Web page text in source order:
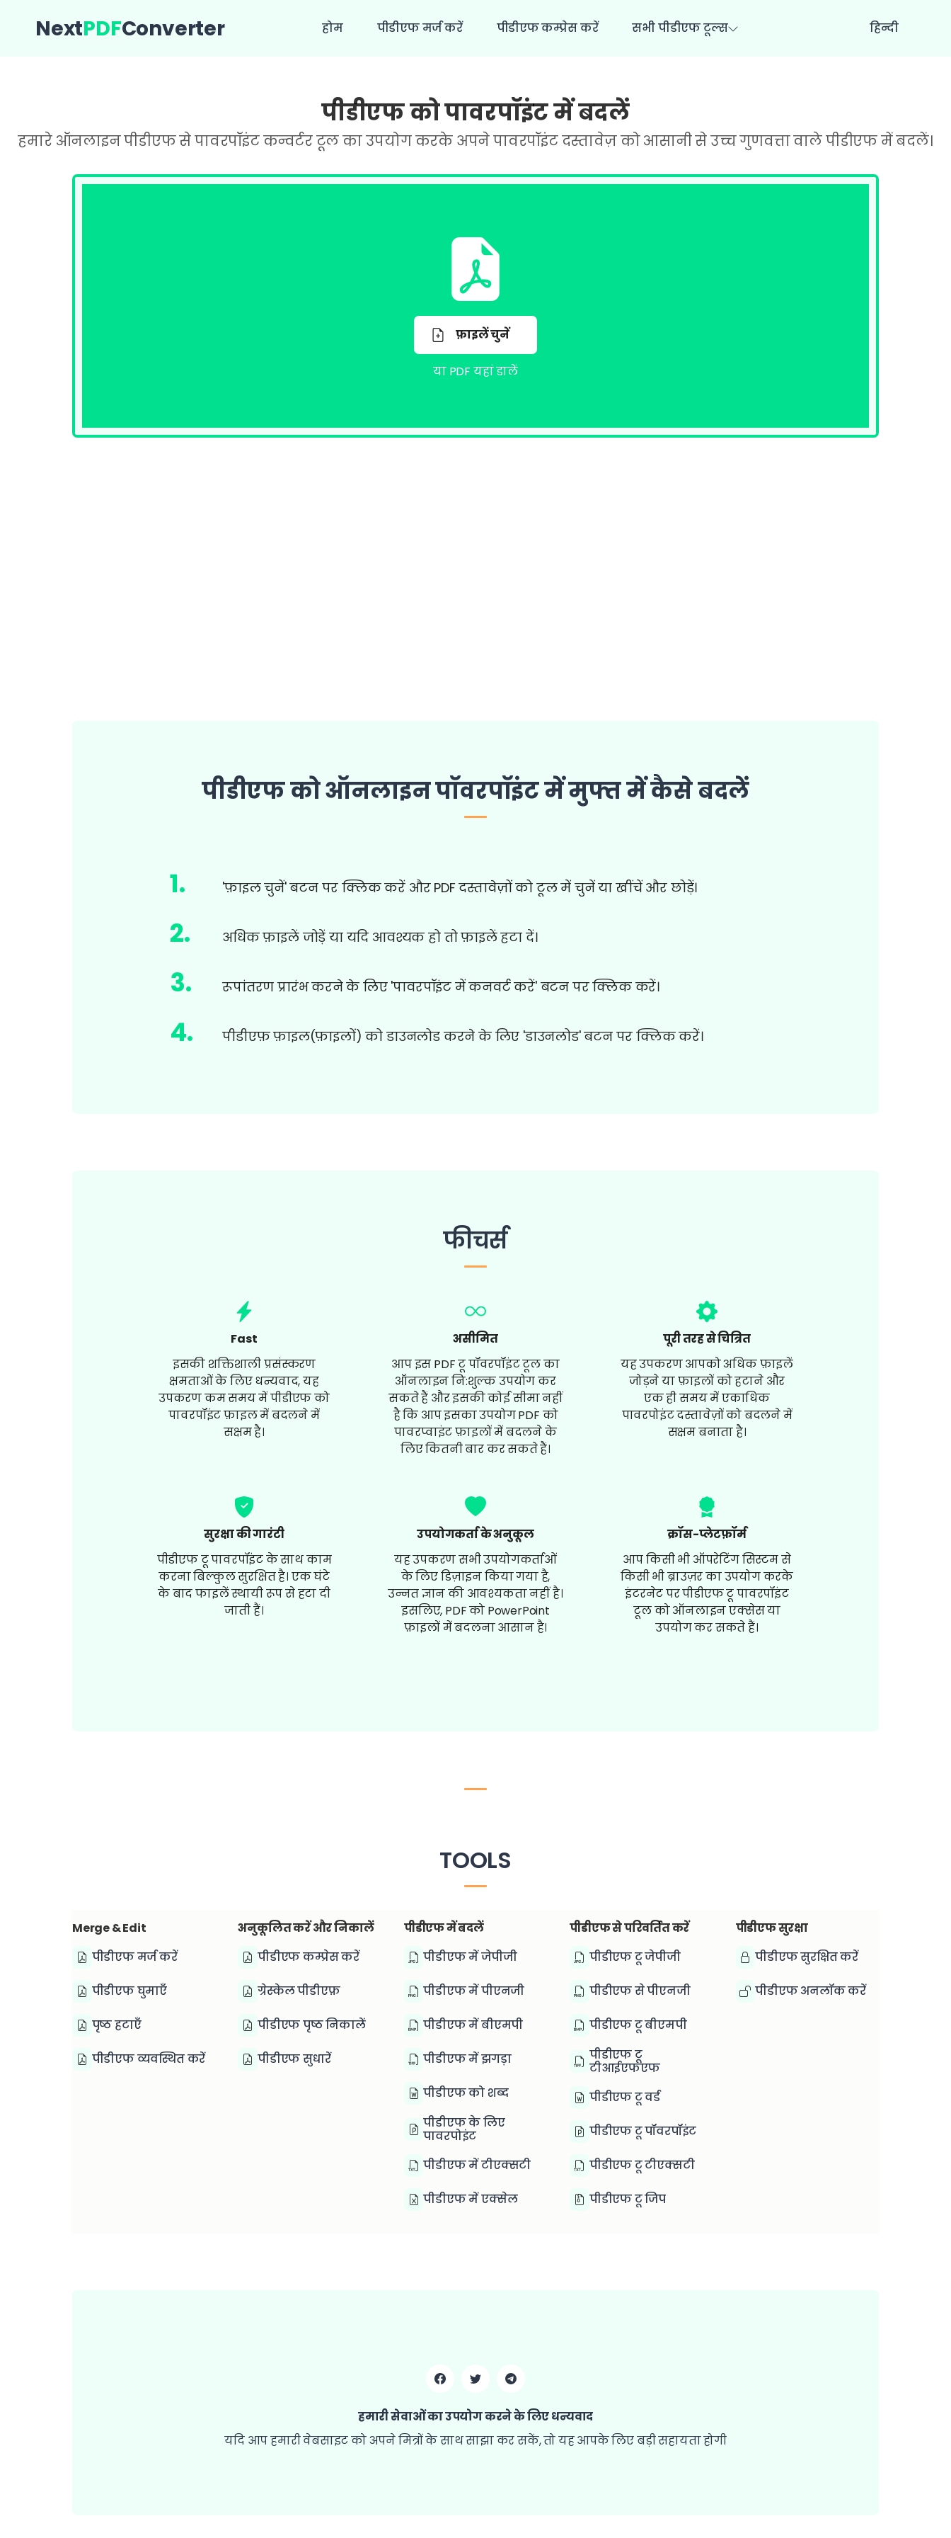
NextPDFConverter होम पीडीएफ मर्ज करें पीडीएफ कम्प्रेस करें सभी पीडीएफ टूल्स हिन्दी
पीडीएफ को पावरपॉइंट में बदलें
हमारे ऑनलाइन पीडीएफ से पावरपॉइंट कन्वर्टर टूल का उपयोग करके अपने पावरपॉइंट दस्तावेज़ को आसानी से उच्च गुणवत्ता वाले पीडीएफ में बदलें।
फ़ाइलें चुनें
या PDF यहां डालें
पीडीएफ को ऑनलाइन पॉवरपॉइंट में मुफ्त में कैसे बदलें
1. 'फ़ाइल चुनें' बटन पर क्लिक करें और PDF दस्तावेज़ों को टूल में चुनें या खींचें और छोड़ें।
2. अधिक फ़ाइलें जोड़ें या यदि आवश्यक हो तो फ़ाइलें हटा दें।
3. रूपांतरण प्रारंभ करने के लिए 'पावरपॉइंट में कनवर्ट करें' बटन पर क्लिक करें।
4. पीडीएफ़ फ़ाइल(फ़ाइलों) को डाउनलोड करने के लिए 'डाउनलोड' बटन पर क्लिक करें।
फीचर्स
Fast
इसकी शक्तिशाली प्रसंस्करण
क्षमताओं के लिए धन्यवाद, यह
उपकरण कम समय में पीडीएफ को
पावरपॉइंट फ़ाइल में बदलने में
सक्षम है।
असीमित
आप इस PDF टू पॉवरपॉइंट टूल का
ऑनलाइन नि:शुल्क उपयोग कर
सकते हैं और इसकी कोई सीमा नहीं
है कि आप इसका उपयोग PDF को
पावरप्वाइंट फ़ाइलों में बदलने के
लिए कितनी बार कर सकते हैं।
पूरी तरह से चित्रित
यह उपकरण आपको अधिक फ़ाइलें
जोड़ने या फ़ाइलों को हटाने और
एक ही समय में एकाधिक
पावरपोइंट दस्तावेज़ों को बदलने में
सक्षम बनाता है।
सुरक्षा की गारंटी
पीडीएफ टू पावरपॉइंट के साथ काम
करना बिल्कुल सुरक्षित है। एक घंटे
के बाद फाइलें स्थायी रूप से हटा दी
जाती हैं।
उपयोगकर्ता के अनुकूल
यह उपकरण सभी उपयोगकर्ताओं
के लिए डिज़ाइन किया गया है,
उन्नत ज्ञान की आवश्यकता नहीं है।
इसलिए, PDF को PowerPoint
फ़ाइलों में बदलना आसान है।
क्रॉस-प्लेटफ़ॉर्म
आप किसी भी ऑपरेटिंग सिस्टम से
किसी भी ब्राउज़र का उपयोग करके
इंटरनेट पर पीडीएफ टू पावरपॉइंट
टूल को ऑनलाइन एक्सेस या
उपयोग कर सकते हैं।
TOOLS
Merge & Edit
पीडीएफ मर्ज करें
पीडीएफ घुमाएँ
पृष्ठ हटाएँ
पीडीएफ व्यवस्थित करें
अनुकूलित करें और निकालें
पीडीएफ कम्प्रेस करें
ग्रेस्केल पीडीएफ़
पीडीएफ पृष्ठ निकालें
पीडीएफ सुधारें
पीडीएफ में बदलें
पीडीएफ में जेपीजी
पीडीएफ में पीएनजी
पीडीएफ में बीएमपी
पीडीएफ में झगड़ा
पीडीएफ को शब्द
पीडीएफ के लिए
पावरपोइंट
पीडीएफ में टीएक्सटी
पीडीएफ में एक्सेल
पीडीएफ से परिवर्तित करें
पीडीएफ टू जेपीजी
पीडीएफ से पीएनजी
पीडीएफ टू बीएमपी
पीडीएफ टू
टीआईएफएफ
पीडीएफ टू वर्ड
पीडीएफ टू पॉवरपॉइंट
पीडीएफ टू टीएक्सटी
पीडीएफ टू जिप
पीडीएफ सुरक्षा
पीडीएफ सुरक्षित करें
पीडीएफ अनलॉक करें
हमारी सेवाओं का उपयोग करने के लिए धन्यवाद
यदि आप हमारी वेबसाइट को अपने मित्रों के साथ साझा कर सकें, तो यह आपके लिए बड़ी सहायता होगी